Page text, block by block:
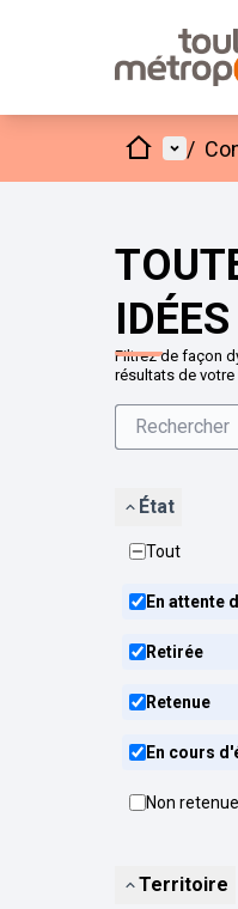
Accueil
Menu
/
IDÉES
Filtrez de façon
résultats de votre
État
Tout
En attente
Retirée
Retenue
En cours
Non retenue
Territoire